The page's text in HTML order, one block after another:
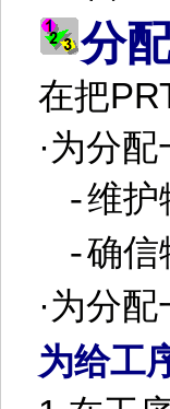
分
在把
·为分配
-维护
-确信
·为分配
为给工